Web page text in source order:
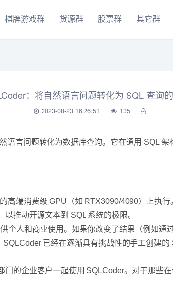
棋牌游戏群 货源群 股票群 其它群
：将自然语言问题转化为 SQL 查询
2023-08-23 16:26:51 135
语言问题转化为数据库查询。它在通用 SQL
高端消费级 GPU（如 RTX3090/4090）上执
推动开源文本到 SQL 系统的极限。
个人和商业使用。如果你改变了结果（例如通
已经在逐渐具有挑战性的手工创建
的企业客户一起使用 SQLCoder。对于那些